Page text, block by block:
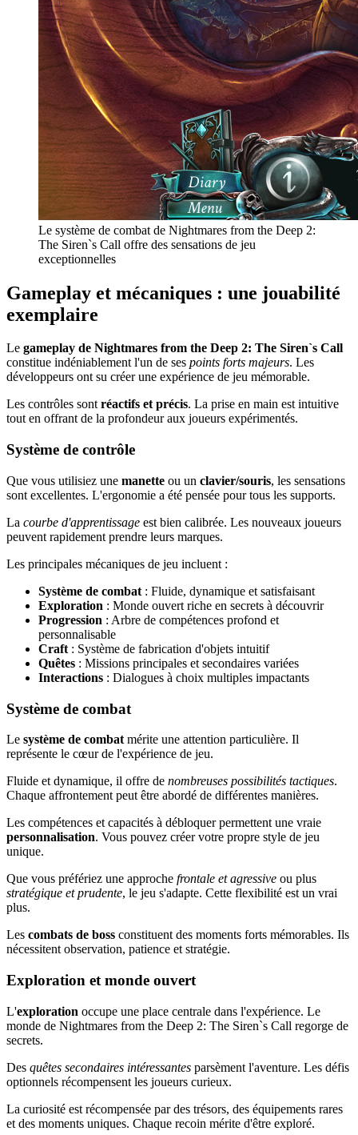
Le système de combat de Nightmares from the Deep 2:
The Siren`s Call offre des sensations de jeu
exceptionnelles
Gameplay et mécaniques : une jouabilité
exemplaire
Le gameplay de Nightmares from the Deep 2: The Siren`s Call
constitue indéniablement l'un de ses points forts majeurs. Les
développeurs ont su créer une expérience de jeu mémorable.
Les contrôles sontréactifs et précis. La prise en main est intuitive
tout en offrant de la profondeur aux joueurs expérimentés.
Système de contrôle
Que vous utilisiez une manette ou un clavier/souris, les sensations
sont excellentes. L'ergonomie a été pensée pour tous les supports.
La courbe d'apprentissage est bien calibrée. Les nouveaux joueurs
peuvent rapidement prendre leurs marques.
Les principales mécaniques de jeu incluent :
Système de combat : Fluide, dynamique et satisfaisant
Exploration : Monde ouvert riche en secrets à découvrir
Progression : Arbre de compétences profond et
personnalisable
Craft : Système de fabrication d'objets intuitif
Quêtes : Missions principales et secondaires variées
Interactions : Dialogues à choix multiples impactants
Système de combat
Le système de combat mérite une attention particulière. Il
représente le cœur de l'expérience de jeu.
Fluide et dynamique, il offre de nombreuses possibilités tactiques.
Chaque affrontement peut être abordé de différentes manières.
Les compétences et capacités à débloquer permettent une vraie
personnalisation. Vous pouvez créer votre propre style de jeu
unique.
Que vous préfériez une approche frontale et agressive ou plus
stratégique et prudente, le jeu s'adapte. Cette flexibilité est un vrai
plus.
Les combats de boss constituent des moments forts mémorables. Ils
nécessitent observation, patience et stratégie.
Exploration et monde ouvert
L'exploration occupe une place centrale dans l'expérience. Le
monde de Nightmares from the Deep 2: The Siren`s Call regorge de
secrets.
Des quêtes secondaires intéressantes parsèment l'aventure. Les défis
optionnels récompensent les joueurs curieux.
La curiosité est récompensée par des trésors, des équipements rares
et des moments uniques. Chaque recoin mérite d'être exploré.